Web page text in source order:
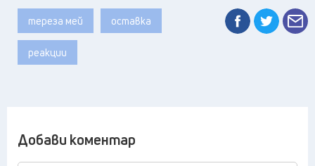
тереза мей оставка
реакции
Добави коментар